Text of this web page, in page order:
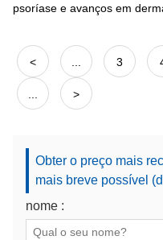
psoríase e avanços em
< ... 3
... >
Obter o preço mais
mais breve possível
nome :